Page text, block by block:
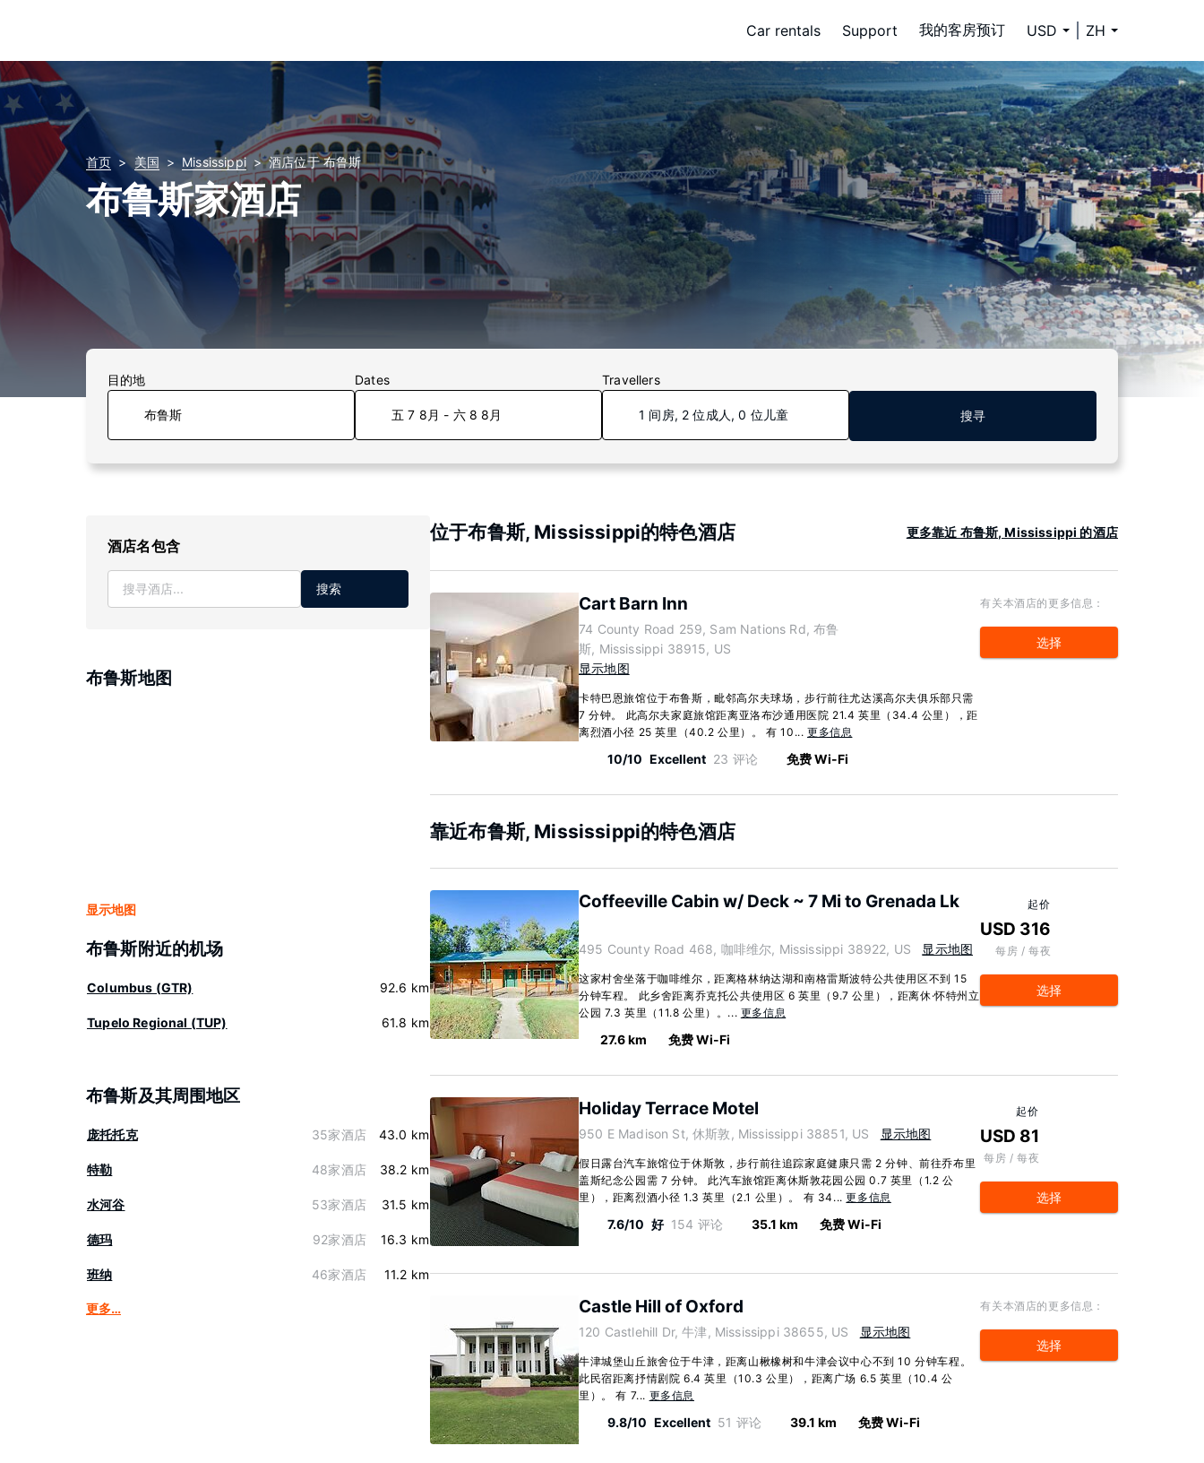
Car rentals Support 我的客房预订 USD ZH
首页 美国 Mississippi 酒店位于 布鲁斯
布鲁斯家酒店
目的地 Dates
五 7 8月 - 六 8 8月
Travellers
1 间房, 2 位成人, 0 位儿童 搜寻
酒店名包含
搜索
布鲁斯地图
显示地图
布鲁斯附近的机场
Columbus (GTR) 92.6 km
Tupelo Regional (TUP) 61.8 km
布鲁斯及其周围地区
庞托托克 35家酒店 43.0 km
特勒 48家酒店 38.2 km
水河谷 53家酒店 31.5 km
德玛 92家酒店 16.3 km
班纳 46家酒店 11.2 km
更多…
位于布鲁斯, Mississippi的特色酒店 更多靠近 布鲁斯, Mississippi 的酒店
Cart Barn Inn
74 County Road 259, Sam Nations Rd, 布鲁
斯, Mississippi 38915, US
显示地图
卡特巴恩旅馆位于布鲁斯，毗邻高尔夫球场，步行前往尤达溪高尔夫俱乐部只需
7 分钟。 此高尔夫家庭旅馆距离亚洛布沙通用医院 21.4 英里（34.4 公里），距
离烈酒小径 25 英里（40.2 公里）。 有 10...更多信息
10/10 Excellent 23 评论 免费 Wi-Fi
有关本酒店的更多信息：
选择
靠近布鲁斯, Mississippi的特色酒店
Coffeeville Cabin w/ Deck ~ 7 Mi to Grenada Lk
495 County Road 468, 咖啡维尔, Mississippi 38922, US 显示地图
这家村舍坐落于咖啡维尔，距离格林纳达湖和南格雷斯波特公共使用区不到 15
分钟车程。 此乡舍距离乔克托公共使用区 6 英里（9.7 公里），距离休·怀特州立
公园 7.3 英里（11.8 公里）。... 更多信息
27.6 km 免费 Wi-Fi
起价
USD 316
每房 / 每夜
选择
Holiday Terrace Motel
950 E Madison St, 休斯敦, Mississippi 38851, US 显示地图
假日露台汽车旅馆位于休斯敦，步行前往追踪家庭健康只需 2 分钟、前往乔布里
盖斯纪念公园需 7 分钟。 此汽车旅馆距离休斯敦花园公园 0.7 英里（1.2 公
里），距离烈酒小径 1.3 英里（2.1 公里）。 有 34...更多信息
7.6/10 好 154 评论 35.1 km 免费 Wi-Fi
起价
USD 81
每房 / 每夜
选择
Castle Hill of Oxford
120 Castlehill Dr, 牛津, Mississippi 38655, US 显示地图
牛津城堡山丘旅舍位于牛津，距离山楸橡树和牛津会议中心不到 10 分钟车程。
此民宿距离抒情剧院 6.4 英里（10.3 公里），距离广场 6.5 英里（10.4 公
里）。 有 7... 更多信息
9.8/10 Excellent 51 评论 39.1 km 免费 Wi-Fi
有关本酒店的更多信息：
选择